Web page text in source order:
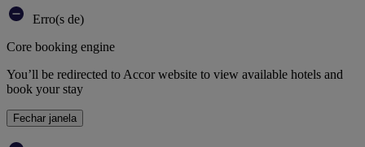
Erro(s de)
Core booking engine
You’ll be redirected to Accor website to view available hotels and
book your stay
Fechar janela